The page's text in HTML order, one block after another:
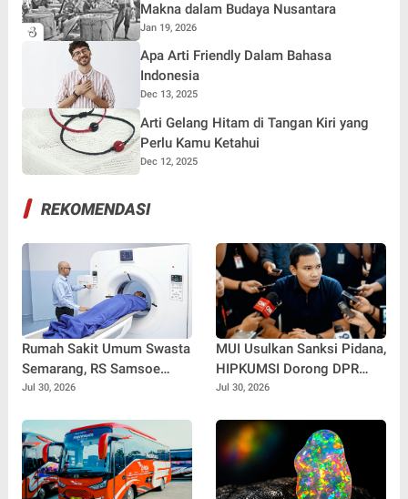
Makna dalam Budaya Nusantara
Jan 19, 2026
Apa Arti Friendly Dalam Bahasa
Indonesia
Dec 13, 2025
Arti Gelang Hitam di Tangan Kiri yang
Perlu Kamu Ketahui
Dec 12, 2025
REKOMENDASI
Rumah Sakit Umum Swasta
Semarang, RS Samsoe
Hidajat Perluas Layanan
Jul 30, 2026
MUI Usulkan Sanksi Pidana,
HIPKUMSI Dorong DPR
Segera Bertindak
Jul 30, 2026